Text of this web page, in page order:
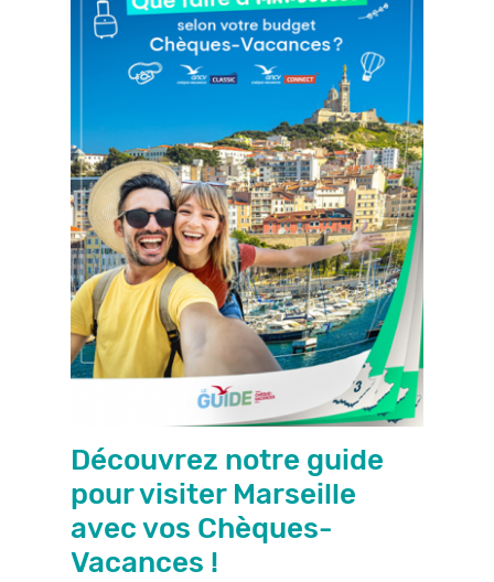
Découvrez notre guide
pour visiter Marseille
avec vos Chèques-
Vacances !